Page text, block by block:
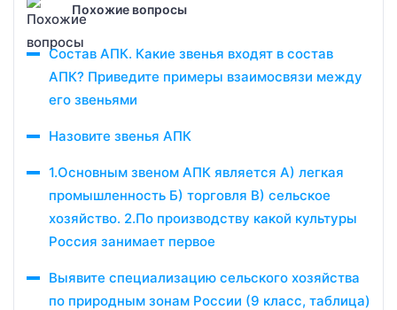
Похожие вопросы
Состав АПК. Какие звенья входят в состав
АПК? Приведите примеры взаимосвязи между
его звеньями
Назовите звенья АПК
1.Основным звеном АПК является А) легкая
промышленность Б) торговля В) сельское
хозяйство. 2.По производству какой культуры
Россия занимает первое
Выявите специализацию сельского хозяйства
по природным зонам России (9 класс, таблица)